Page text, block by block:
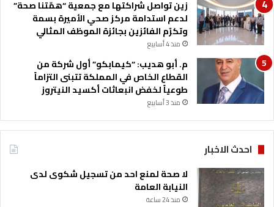
ي
ت
ر
ب
ي
ب
ن
ي
ك
ن
ا
ن
ة
زين تواصل شراكتها مع جمعية “همّتنا صحة”
لدعم استدامة مركز صحي الأميرة بسمة
وتكرّم الفائزين بجائزة الموظف المثالي
منذ 4 أسابيع
م. أبو هديب: “كيمابكو” أول شركة من
القطاع الخاص في المملكة تتبنى التزاماً
طوعياً لخفض انبعاثات أكسيد النيتروز
منذ 3 أسابيع
احدث الاخبار
لا صحة لمنع احد من تسجيل شكوى لدى
النيابة العامة
منذ 24 ساعة